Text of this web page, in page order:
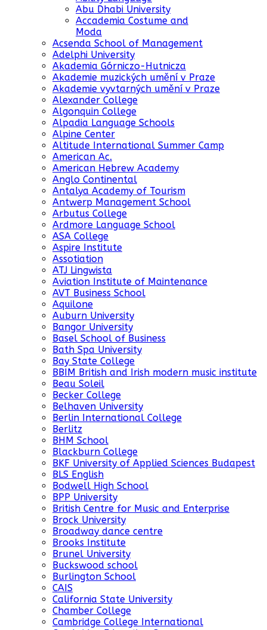
Abu Dhabi University
Accademia Costume and
Moda
Acsenda School of Management
Adelphi University
Akademia Górniczo-Hutnicza
Akademie muzických umění v Praze
Akademie vyvtarných umění v Praze
Alexander College
Algonquin College
Alpadia Language Schools
Alpine Center
Altitude International Summer Camp
American Ac.
American Hebrew Academy
Anglo Continental
Antalya Academy of Tourism
Antwerp Management School
Arbutus College
Ardmore Language School
ASA College
Aspire Institute
Assotiation
ATJ Lingwista
Aviation Institute of Maintenance
AVT Business School
Aquilone
Auburn University
Bangor University
Basel School of Business
Bath Spa University
Bay State College
BBIM British and Irish modern music institute
Beau Soleil
Becker College
Belhaven University
Berlin International College
Berlitz
BHM School
Blackburn College
BKF University of Applied Sciences Budapest
BLS English
Bodwell High School
BPP University
British Centre for Music and Enterprise
Brock University
Broadway dance centre
Brooks Institute
Brunel University
Buckswood school
Burlington School
CAIS
California State University
Chamber College
Cambridge College International